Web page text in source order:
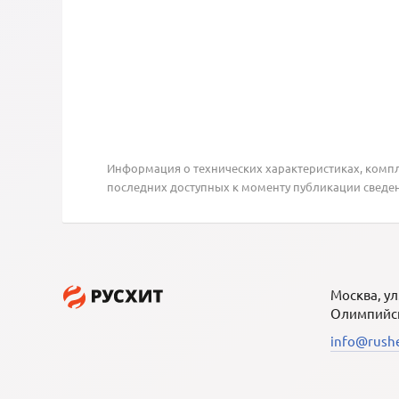
Информация о технических характеристиках,
последних доступных к моменту публикации
Москва,